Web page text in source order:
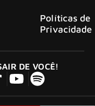
Políticas de
Privacidade
DE VOCÊ!